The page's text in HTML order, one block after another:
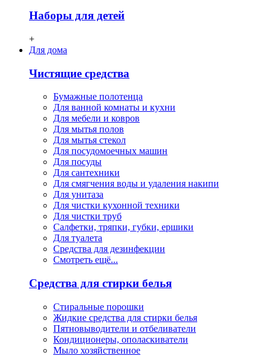
Наборы для детей
+
Для дома
Чистящие средства
Бумажные полотенца
Для ванной комнаты и кухни
Для мебели и ковров
Для мытья полов
Для мытья стекол
Для посудомоечных машин
Для посуды
Для сантехники
Для смягчения воды и удаления накипи
Для унитаза
Для чистки кухонной техники
Для чистки труб
Салфетки, тряпки, губки, ершики
Для туалета
Средства для дезинфекции
Смотреть ещё...
Средства для стирки белья
Стиральные порошки
Жидкие средства для стирки белья
Пятновыводители и отбеливатели
Кондиционеры, ополаскиватели
Мыло хозяйственное